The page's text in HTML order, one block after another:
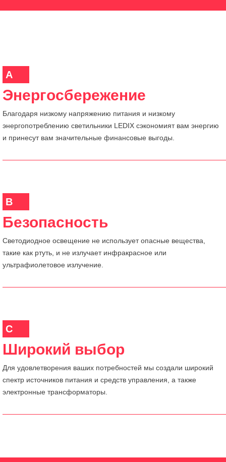
A
Энергосбережение
Благодаря низкому напряжению питания и низкому
энергопотреблению светильники LEDIX сэкономият вам энергию
и принесут вам значительные финансовые выгоды.
B
Безопасность
Светодиодное освещение не использует опасные вещества,
такие как ртуть, и не излучает инфракрасное или
ультрафиолетовое излучение.
C
Широкий выбор
Для удовлетворения ваших потребностей мы создали широкий
спектр источников питания и средств управления, а также
электронные трансформаторы.